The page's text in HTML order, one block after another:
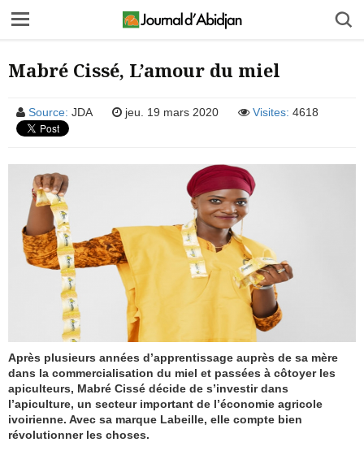
Mabré Cissé, L’amour du miel
Source: JDA jeu. 19 mars 2020 Visites: 4618
Après plusieurs années d’apprentissage auprès de sa mère
dans la commercialisation du miel et passées à côtoyer les
apiculteurs, Mabré Cissé décide de s’investir dans
l’apiculture, un secteur important de l’économie agricole
ivoirienne. Avec sa marque Labeille, elle compte bien
révolutionner les choses.